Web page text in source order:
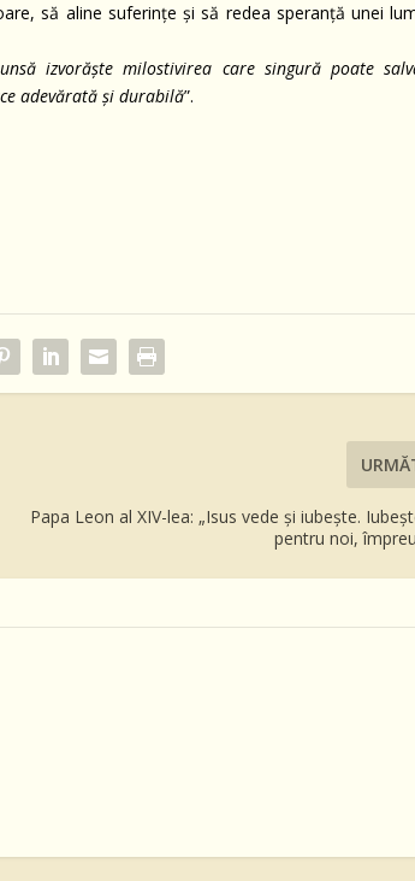
să aline suferințe și să redea speranță unei
izvorăște milostivirea care singură poate
adevărată și durabilă”.
Papa Leon al XIV-lea: „Isus vede și iubește.
pentru noi,